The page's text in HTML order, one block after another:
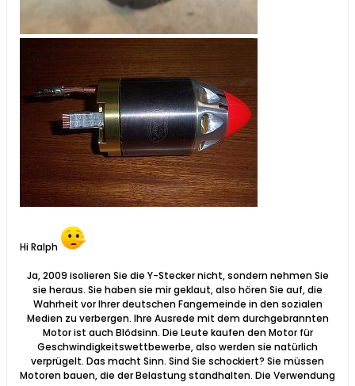
Hi Ralph
Ja, 2009 isolieren Sie die Y-Stecker nicht, sondern nehmen Sie
sie heraus. Sie haben sie mir geklaut, also hören Sie auf, die
Wahrheit vor Ihrer deutschen Fangemeinde in den sozialen
Medien zu verbergen. Ihre Ausrede mit dem durchgebrannten
Motor ist auch Blödsinn. Die Leute kaufen den Motor für
Geschwindigkeitswettbewerbe, also werden sie natürlich
verprügelt. Das macht Sinn. Sind Sie schockiert? Sie müssen
Motoren bauen, die der Belastung standhalten. Die Verwendung